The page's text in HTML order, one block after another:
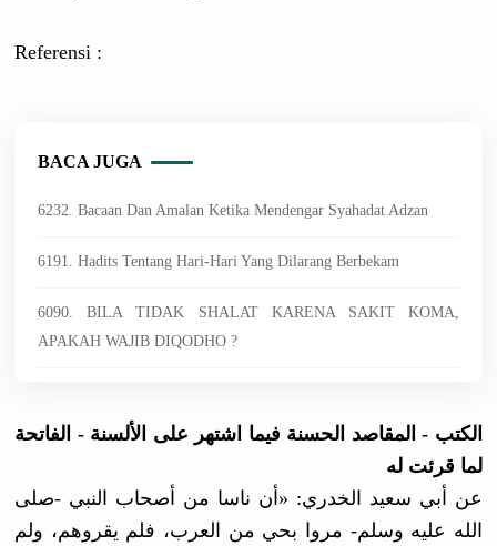
Referensi :
BACA JUGA
6232. Bacaan Dan Amalan Ketika Mendengar Syahadat Adzan
6191. Hadits Tentang Hari-Hari Yang Dilarang Berbekam
6090. BILA TIDAK SHALAT KARENA SAKIT KOMA,
APAKAH WAJIB DIQODHO ?
الكتب - المقاصد الحسنة فيما اشتهر على الألسنة - الفاتحة
لما قرئت له
ﻋﻦ ﺃﺑﻲ ﺳﻌﻴﺪ اﻟﺨﺪﺭﻱ: «ﺃﻥ ﻧﺎﺳﺎ ﻣﻦ ﺃﺻﺤﺎﺏ اﻟﻨﺒﻲ -ﺻﻠﻰ
اﻟﻠﻪ ﻋﻠﻴﻪ ﻭﺳﻠﻢ- ﻣﺮﻭا ﺑﺤﻲ ﻣﻦ اﻟﻌﺮﺏ، ﻓﻠﻢ ﻳﻘﺮﻭﻫﻢ، ﻭﻟﻢ